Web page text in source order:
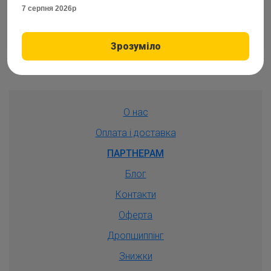
О нас
Оплата і доставка
ПАРТНЕРАМ
Блог
Контакти
Оферта
Дропшиппiнг
Знижки
7 серпня 2026р
Зрозуміло